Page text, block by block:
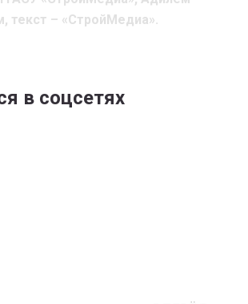
текст – «СтройМедиа».
в соцсетях